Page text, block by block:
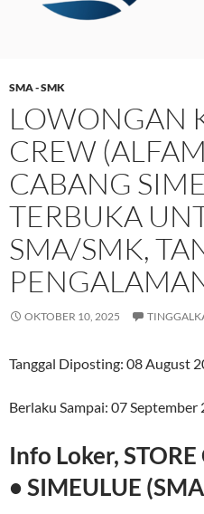
SMA - SMK
LOWONGAN
CREW
CABANG
TERBUKA
SMA/SMK,
OKTOBER 10, 2025
Tanggal Diposting: 08 August
Berlaku Sampai: 07 September
Info Loker,
• SIMEULUE